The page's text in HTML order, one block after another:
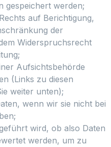
gespeichert werden;
auf Berichtigung,
der
Widerspruchsrecht
Aufsichtsbehörde
(Links zu diesen
weiter unten);
wenn wir sie nicht bei
wird, ob also Daten
werden, um zu